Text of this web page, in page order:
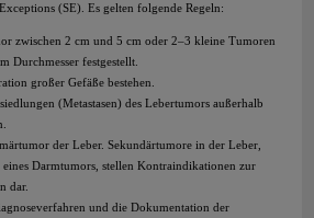
(SE). Es gelten folgende Regeln:
zwischen 2 cm und 5 cm oder 2–3 kleine Tumoren
Durchmesser festgestellt.
großer Gefäße bestehen.
(Metastasen) des Lebertumors außerhalb
der Leber. Sekundärtumore in der Leber,
eines Darmtumors, stellen Kontraindikationen zur
dar.
und die Dokumentation der